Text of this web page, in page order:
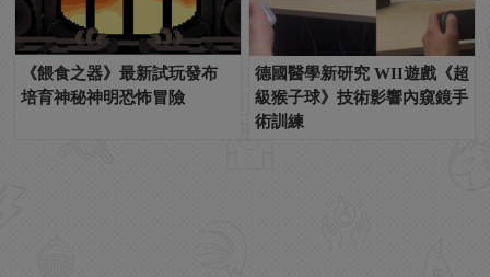
《餵食之器》最新試玩發布
培育神秘神明恐怖冒險
德國醫學新研究 WII遊戲《超
級猴子球》技術影響內窺鏡手
術訓練